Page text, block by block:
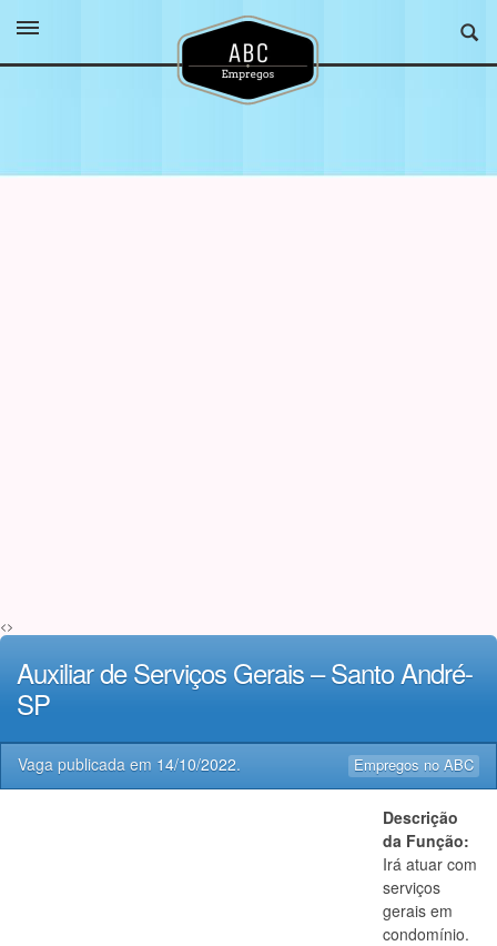
<>
Auxiliar de Serviços Gerais – Santo André-
SP
Empregos no ABC
Vaga publicada em 14/10/2022.
Descrição
da Função:
Irá atuar com
serviços
gerais em
condomínio.